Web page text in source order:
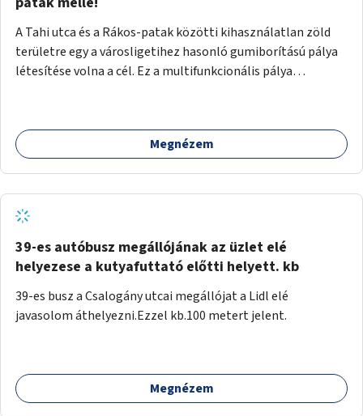
A Tahi utca és a Rákos-patak közötti kihasználatlan zöld
területre egy a városligetihez hasonló gumiborítású pálya
létesítése volna a cél. Ez a multifunkcionális pálya
Megnézem
39-es autóbusz megállójának az üzlet elé
helyezese a kutyafuttató előtti helyett. kb
39-es busz a Csalogány utcai megállójat a Lidl elé
javasolom áthelyezni.Ezzel kb.100 metert jelent.
Megnézem